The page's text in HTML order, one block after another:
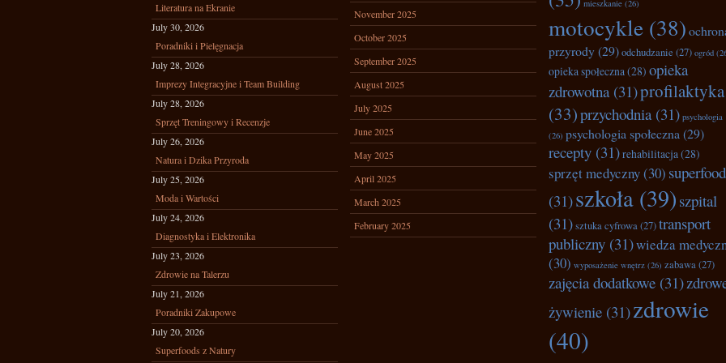
Literatura na Ekranie
July 30, 2026
Poradniki i Pielęgnacja
July 28, 2026
Imprezy Integracyjne i Team Building
July 28, 2026
Sprzęt Treningowy i Recenzje
July 26, 2026
Natura i Dzika Przyroda
July 25, 2026
Moda i Wartości
July 24, 2026
Diagnostyka i Elektronika
July 23, 2026
Zdrowie na Talerzu
July 21, 2026
Poradniki Zakupowe
July 20, 2026
Superfoods z Natury
November 2025
October 2025
September 2025
August 2025
July 2025
June 2025
May 2025
April 2025
March 2025
February 2025
mieszkanie (26)
motocykle (38)
przyrody(29)odchudzanie (27) ogród
opieka społeczna(28) opieka
zdrowotna(31)profilaktyka
(33)przychodnia(31) psychologia
(26) psychologia społeczna (29)
recepty (31)rehabilitacja(28)
sprzęt medyczny(30)
(31)szkoła (39) szpital
(31)sztuka cyfrowa(27)transport
publiczny (31)wiedza
(30) wyposażenie wnętrz (26) zabawa(27)
zajęcia dodatkowe (31)
żywienie (31)zdrowie
(40)